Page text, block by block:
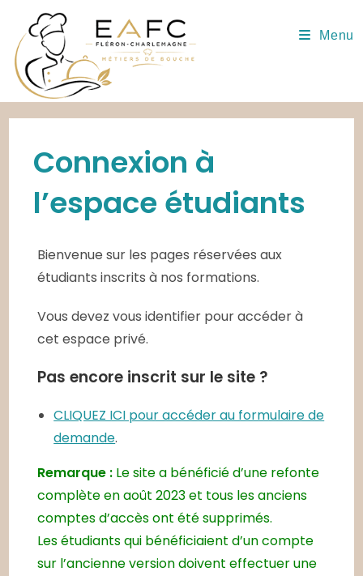
content
Menu
Connexion à
l’espace étudiants
Bienvenue sur les pages réservées aux
étudiants inscrits à nos formations.
Vous devez vous identifier pour accéder à
cet espace privé.
Pas encore inscrit sur le site ?
CLIQUEZ ICI pour accéder au formulaire de
demande.
Remarque : Le site a bénéficié d’une refonte
complète en août 2023 et tous les anciens
comptes d’accès ont été supprimés.
Les étudiants qui bénéficiaient d’un compte
sur l’ancienne version doivent effectuer une